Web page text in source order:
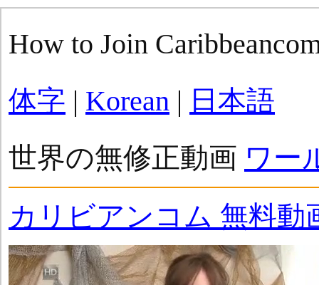
How to Join
体字 | Korean | 日本語
世界の無修正動画 ワー
カリビアンコム 無料動